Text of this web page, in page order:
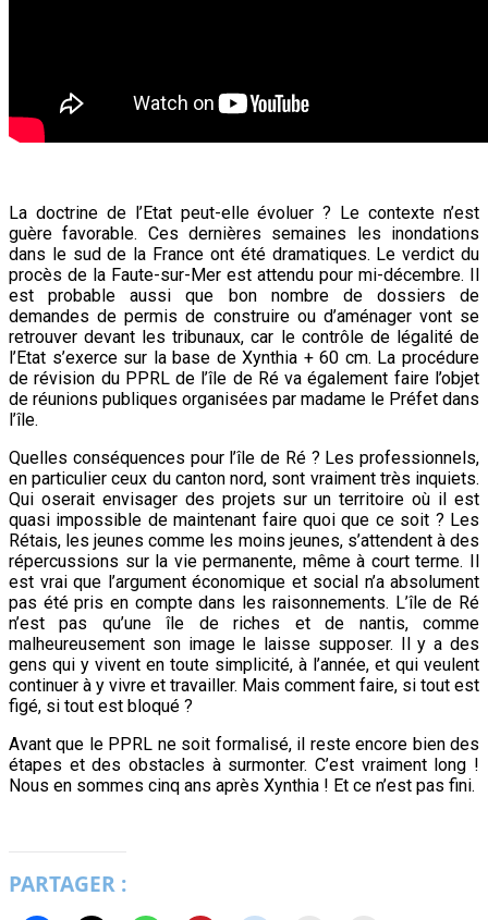
La doctrine de l’Etat peut-elle évoluer ? Le contexte n’est
guère favorable. Ces dernières semaines les inondations
dans le sud de la France ont été dramatiques. Le verdict du
procès de la Faute-sur-Mer est attendu pour mi-décembre. Il
est probable aussi que bon nombre de dossiers de
demandes de permis de construire ou d’aménager vont se
retrouver devant les tribunaux, car le contrôle de légalité de
l’Etat s’exerce sur la base de Xynthia + 60 cm. La procédure
de révision du PPRL de l’île de Ré va également faire l’objet
de réunions publiques organisées par madame le Préfet dans
l’île.
Quelles conséquences pour l’île de Ré ? Les professionnels,
en particulier ceux du canton nord, sont vraiment très inquiets.
Qui oserait envisager des projets sur un territoire où il est
quasi impossible de maintenant faire quoi que ce soit ? Les
Rétais, les jeunes comme les moins jeunes, s’attendent à des
répercussions sur la vie permanente, même à court terme. Il
est vrai que l’argument économique et social n’a absolument
pas été pris en compte dans les raisonnements. L’île de Ré
n’est pas qu’une île de riches et de nantis, comme
malheureusement son image le laisse supposer. Il y a des
gens qui y vivent en toute simplicité, à l’année, et qui veulent
continuer à y vivre et travailler. Mais comment faire, si tout est
figé, si tout est bloqué ?
Avant que le PPRL ne soit formalisé, il reste encore bien des
étapes et des obstacles à surmonter. C’est vraiment long !
Nous en sommes cinq ans après Xynthia ! Et ce n’est pas fini.
PARTAGER :